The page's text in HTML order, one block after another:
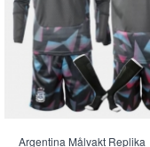
Argentina Målvakt Replika